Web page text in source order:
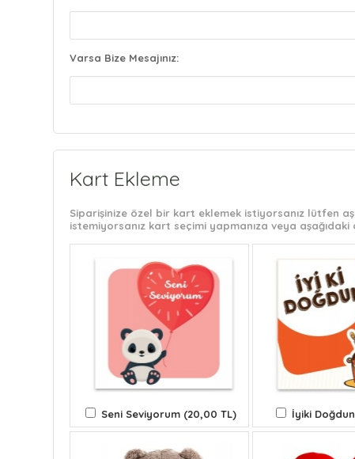
Varsa Bize Mesajınız:
Kart Ekleme
Siparişinize özel bir kart eklemek istiyorsanız lütfen
istemiyorsanız kart seçimi yapmanıza veya
Seni Seviyorum (20,00 TL) İyiki